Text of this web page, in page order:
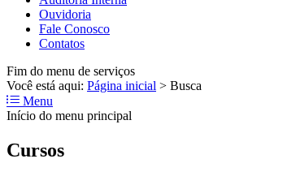
Ouvidoria
Fale Conosco
Contatos
Fim do menu de serviços
Você está aqui: Página inicial > Busca
Menu
Início do menu principal
Cursos